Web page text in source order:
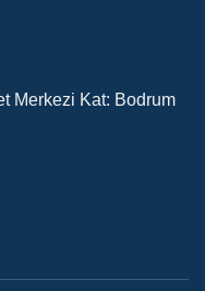
Merkezi Kat: Bodrum